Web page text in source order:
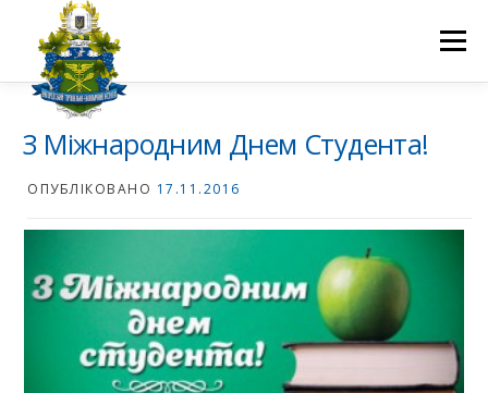
Меню
ПРО НАС
З Міжнародним Днем Студента!
ОПУБЛІКОВАНО 17.11.2016